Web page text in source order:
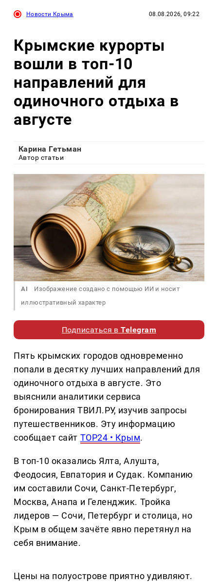
Новости Крыма 08.08.2026, 09:22
Крымские курорты
вошли в топ-10
направлений для
одиночного отдыха в
августе
Карина Гетьман
Автор статьи
AI
Изображение создано с помощью ИИ и носит
иллюстративный характер
Подписаться вTelegram
Пять крымских городов одновременно
попали в десятку лучших направлений для
одиночного отдыха в августе. Это
выяснили аналитики сервиса
бронирования ТВИЛ.РУ, изучив запросы
путешественников. Эту информацию
сообщает сайт TOP24 • Крым.
В топ-10 оказались Ялта, Алушта,
Феодосия, Евпатория и Судак. Компанию
им составили Сочи, Санкт-Петербург,
Москва, Анапа и Геленджик. Тройка
лидеров — Сочи, Петербург и столица, но
Крым в общем зачёте явно перетянул на
себя внимание.
Цены на полуострове приятно удивляют.